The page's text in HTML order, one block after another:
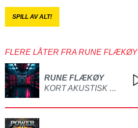
SPILL AV ALT!
FLERE LÅTER FRA RUNE FLÆKØY
RUNE FLÆKØY
KORT AKUSTISK DEMO UTEN TEKST